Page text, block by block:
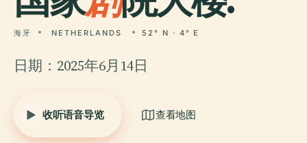
海牙 NETHERLANDS 52° N · 4° E
日期：2025年6月14日
收听语音导览 查看地图